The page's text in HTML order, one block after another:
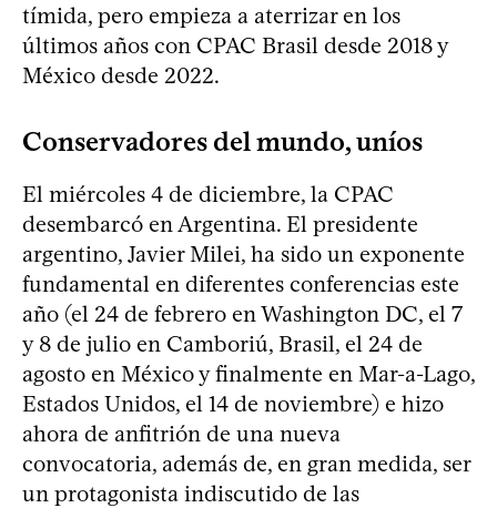
tímida, pero empieza a aterrizar en los
últimos años con CPAC Brasil desde 2018 y
México desde 2022.
Conservadores del mundo, uníos
El miércoles 4 de diciembre, la CPAC
desembarcó en Argentina. El presidente
argentino, Javier Milei, ha sido un exponente
fundamental en diferentes conferencias este
año (el 24 de febrero en Washington DC, el 7
y 8 de julio en Camboriú, Brasil, el 24 de
agosto en México y finalmente en Mar-a-Lago,
Estados Unidos, el 14 de noviembre) e hizo
ahora de anfitrión de una nueva
convocatoria, además de, en gran medida, ser
un protagonista indiscutido de las